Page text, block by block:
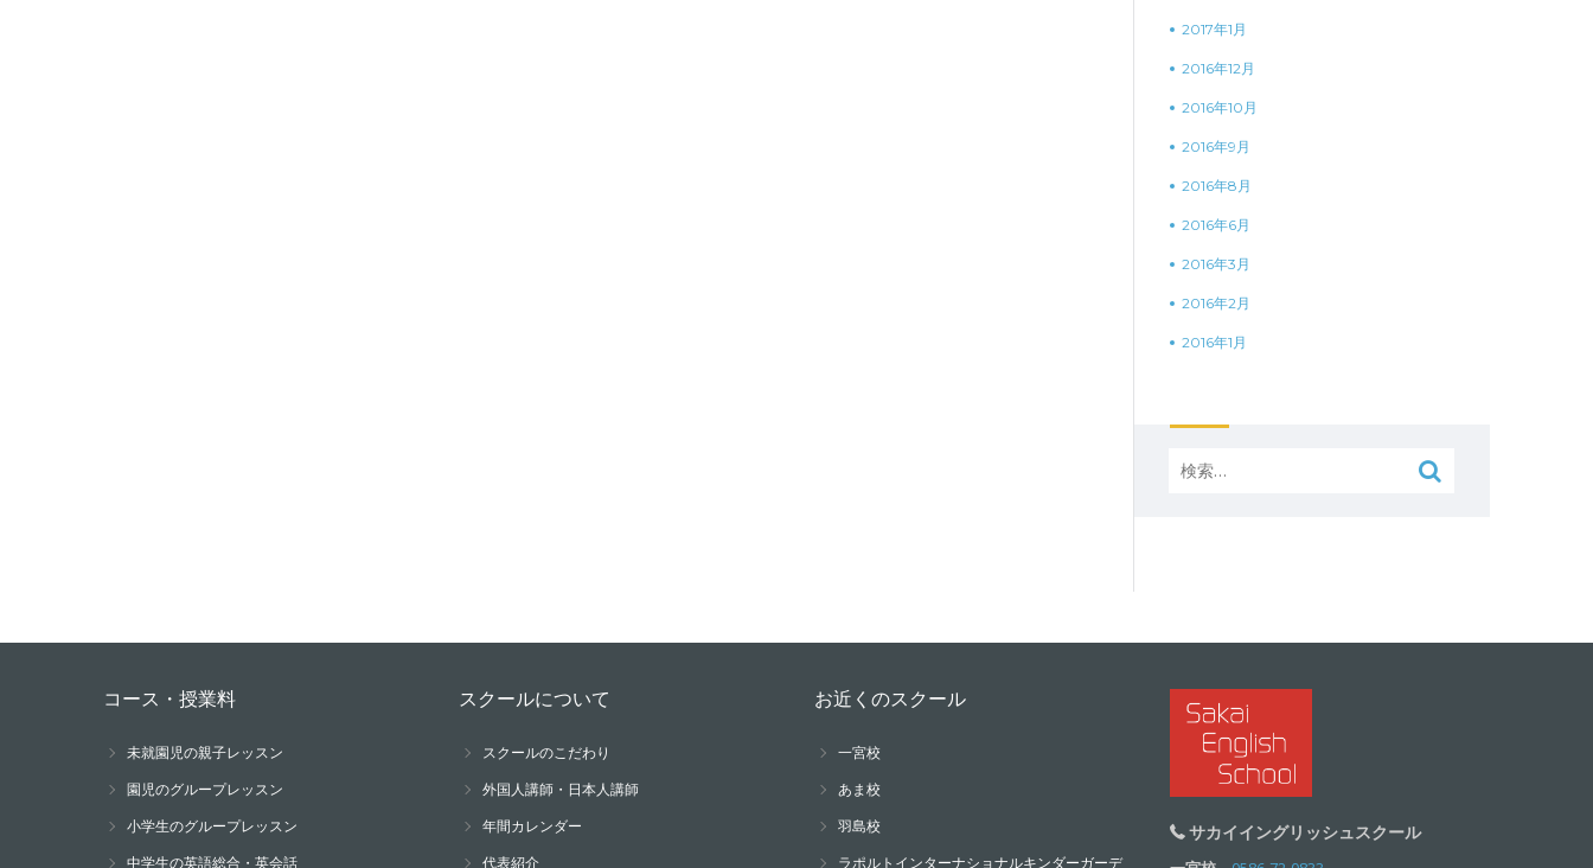
2017年1月
2016年12月
2016年10月
2016年9月
2016年8月
2016年6月
2016年3月
2016年2月
2016年1月
検
索:
コース・授業料
未就園児の親子レッスン
園児のグループレッスン
小学生のグループレッスン
中学生の英語総合・英会話
スクールについて
スクールのこだわり
外国人講師・日本人講師
年間カレンダー
代表紹介
お近くのスクール
一宮校
あま校
羽島校
ラポルトインターナショナルキンダーガーデ
サカイイングリッシュスクール